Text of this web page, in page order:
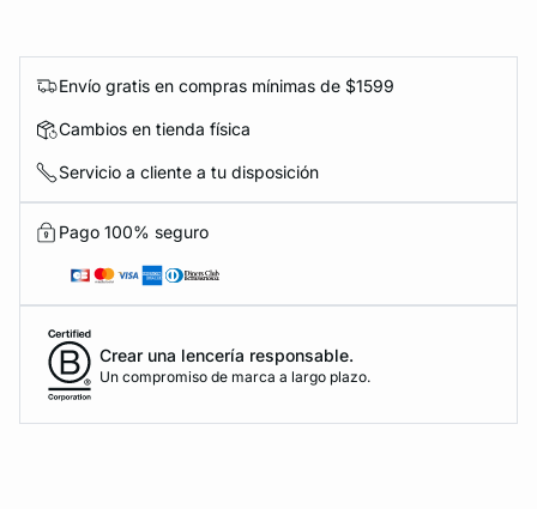
Envío gratis en compras mínimas de $1599
Cambios en tienda física
Servicio a cliente a tu disposición
Pago 100% seguro
Crear una lencería responsable.
Un compromiso de marca a largo plazo.